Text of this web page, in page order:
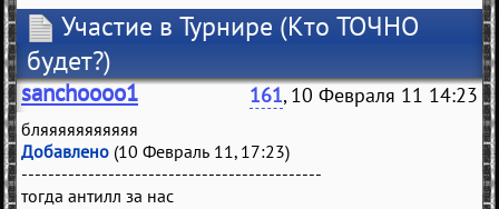
Участие в Турнире (Кто ТОЧНО
будет?)
sanchoooo1 161, 10 Февраля 11 14:23
бляяяяяяяяяяя
Добавлено (10 Февраль 11, 17:23)
---------------------------------------------
тогда антилл за нас